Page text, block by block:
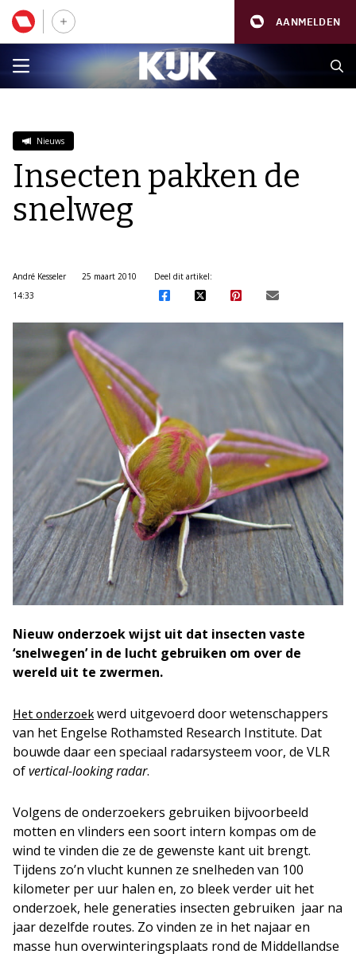
AANMELDEN
Nieuws
Insecten pakken de
snelweg
André Kesseler
25 maart 2010
14:33
Deel dit artikel:
Nieuw onderzoek wijst uit dat insecten vaste
‘snelwegen’ in de lucht gebruiken om over de
wereld uit te zwermen.
Het onderzoek werd uitgevoerd door wetenschappers
van het Engelse Rothamsted Research Institute. Dat
bouwde daar een speciaal radarsysteem voor, de VLR
ofvertical-looking radar.
Volgens de onderzoekers gebruiken bijvoorbeeld
motten en vlinders een soort intern kompas om de
wind te vinden die ze de gewenste kant uit brengt.
Tijdens zo’n vlucht kunnen ze snelheden van 100
kilometer per uur halen en, zo bleek verder uit het
onderzoek, hele generaties insecten gebruiken jaar na
jaar dezelfde routes. Zo vinden ze in het najaar en
masse hun overwinteringsplaats rond de Middellandse